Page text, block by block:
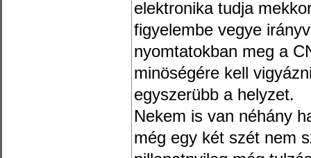
elektronika tudja
figyelembe vegye
nyomtatokban meg a
minöségére kell
egyszerübb a helyzet.
Nekem is van néhány
még egy két szét nem